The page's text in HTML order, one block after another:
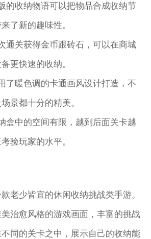
的收纳物语可以把物品合成收纳节
了新的趣味性。
通关获得金币跟砖石，可以在商城
更快速的收纳。
了暖色调的卡通画风设计打造，不
景都十分的精美。
盒中的空间有限，越到后面关卡越
验玩家的水平。
老少皆宜的休闲收纳挑战类手游。
治愈风格的游戏画面，丰富的挑战
同的关卡之中，展示自己的收纳能